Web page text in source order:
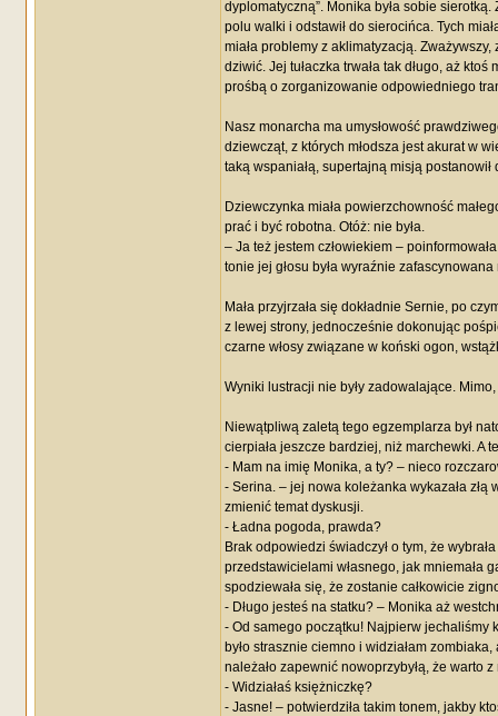
dyplomatyczną”. Monika była sobie
polu walki i odstawił do sierocińca. Tych
miała problemy z aklimatyzacją.
dziwić. Jej tułaczka trwała tak długo, aż
prośbą o zorganizowanie odpowiedniego
Nasz monarcha ma umysłowość
dziewcząt, z których młodsza jest akurat w
taką wspaniałą, supertajną misją postanowił
Dziewczynka miała powierzchowność
prać i być robotna. Otóż: nie była.
– Ja też jestem człowiekiem –
tonie jej głosu była wyraźnie
Mała przyjrzała się dokładnie Sernie, po
z lewej strony, jednocześnie dokonując
czarne włosy związane w koński ogon,
Wyniki lustracji nie były zadowalające.
Niewątpliwą zaletą tego egzemplarza był
cierpiała jeszcze bardziej, niż marchewki. A
- Mam na imię Monika, a ty? – nieco
- Serina. – jej nowa koleżanka wykazała
zmienić temat dyskusji.
- Ładna pogoda, prawda?
Brak odpowiedzi świadczył o tym, że
przedstawicielami własnego, jak mniemała
spodziewała się, że zostanie całkowicie
- Długo jesteś na statku? – Monika aż
- Od samego początku! Najpierw jechaliśmy
było strasznie ciemno i widziałam
należało zapewnić nowoprzybyłą, że warto
- Widziałaś księżniczkę?
- Jasne! – potwierdziła takim tonem, jakby